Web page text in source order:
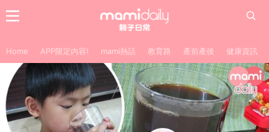
Home APP限定內容! mami熱話 教育路 產前產後 健康資訊